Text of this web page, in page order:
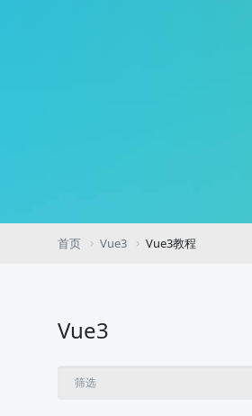
首页 Vue3 Vue3教程
Vue3